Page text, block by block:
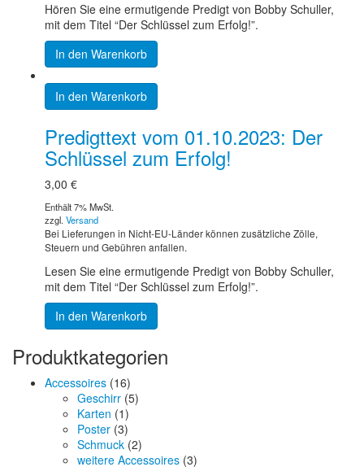
Hören Sie eine ermutigende Predigt von Bobby Schuller,
mit dem Titel “Der Schlüssel zum Erfolg!”.
In den Warenkorb
In den Warenkorb
Predigttext vom 01.10.2023: Der
Schlüssel zum Erfolg!
3,00 €
Enthält 7% MwSt.
zzgl. Versand
Bei Lieferungen in Nicht-EU-Länder können zusätzliche Zölle,
Steuern und Gebühren anfallen.
Lesen Sie eine ermutigende Predigt von Bobby Schuller,
mit dem Titel “Der Schlüssel zum Erfolg!”.
In den Warenkorb
Produktkategorien
Accessoires (16)
Geschirr (5)
Karten (1)
Poster (3)
Schmuck (2)
weitere Accessoires (3)